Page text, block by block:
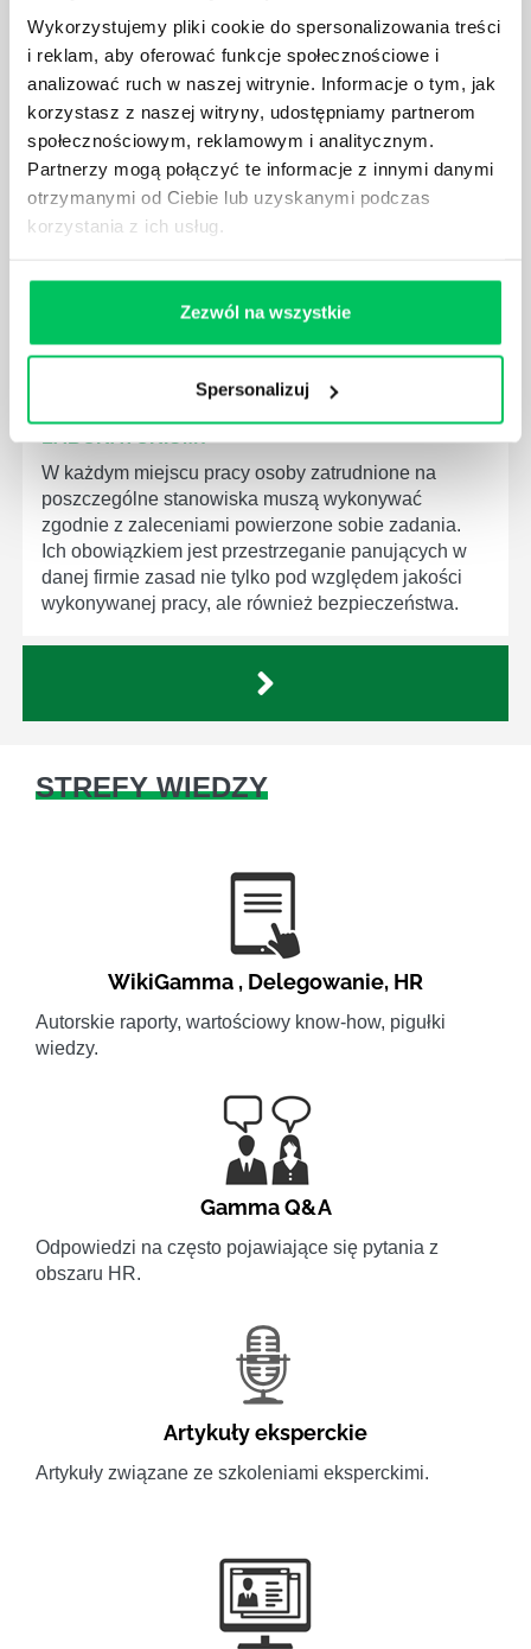
Wykorzystujemy pliki cookie do spersonalizowania treści
i reklam, aby oferować funkcje społecznościowe i
analizować ruch w naszej witrynie. Informacje o tym, jak
korzystasz z naszej witryny, udostępniamy partnerom
społecznościowym, reklamowym i analitycznym.
Partnerzy mogą połączyć te informacje z innymi danymi
otrzymanymi od Ciebie lub uzyskanymi podczas
korzystania z ich usług.
Zezwól na wszystkie
Spersonalizuj
WYMAGANIAMI NORM JAKOŚCI WYROBÓW
MEDYCZNYCH?
W związku z ogromnym rozwojem dzisiejszego
społeczeństwa wprowadzane jest coraz więcej reguł,
które mają za zadanie poprawić poszczególne
dziedziny gospodarki. Dzięki nim wszystkie firmy
będą zobowiązane przestrzegać zasad, których
wprowadzenie dąży do ujednolicenia jakości
W każdym miejscu pracy osoby zatrudnione na
poszczególne stanowiska muszą wykonywać
zgodnie z zaleceniami powierzone sobie zadania.
Ich obowiązkiem jest przestrzeganie panujących w
danej firmie zasad nie tylko pod względem jakości
wykonywanej pracy, ale również bezpieczeństwa.
STREFY WIEDZY
WikiGamma , Delegowanie, HR
Autorskie raporty, wartościowy know-how, pigułki
wiedzy.
Gamma Q&A
Odpowiedzi na często pojawiające się pytania z
obszaru HR.
Artykuły eksperckie
Artykuły związane ze szkoleniami eksperckimi.